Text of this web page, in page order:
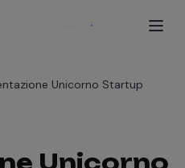
Registrati
Unicorno Startup